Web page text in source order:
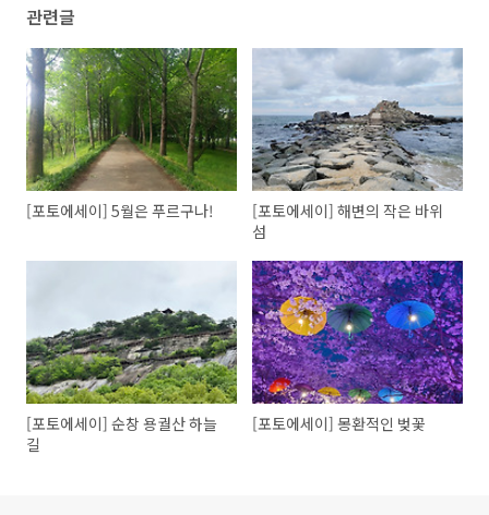
관련글
[포토에세이] 5월은 푸르구나!
[포토에세이] 해변의 작은 바위
섬
[포토에세이] 순창 용궐산 하늘
길
[포토에세이] 몽환적인 벚꽃